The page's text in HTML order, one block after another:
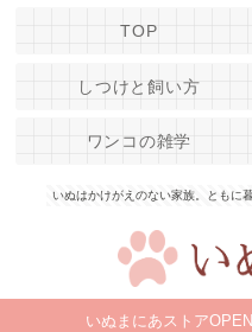
いぬはかけがえのない家族。ともに
TOP
しつけと飼い方
ワンコの雑学
いぬまにあストア